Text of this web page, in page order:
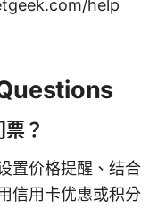
help
？
置价格提醒、结合
信用卡优惠或积分